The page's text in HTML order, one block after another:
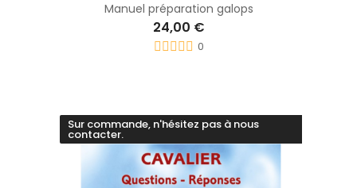
Manuel préparation galops
24,00 €
0
Sur commande, n'hésitez pas à nous
contacter.